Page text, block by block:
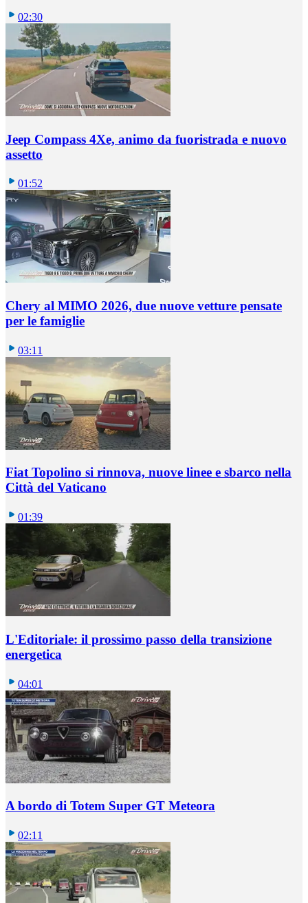
02:30
Jeep Compass 4Xe, animo da fuoristrada e nuovo
assetto
01:52
Chery al MIMO 2026, due nuove vetture pensate
per le famiglie
03:11
Fiat Topolino si rinnova, nuove linee e sbarco nella
Città del Vaticano
01:39
L'Editoriale: il prossimo passo della transizione
energetica
04:01
A bordo di Totem Super GT Meteora
02:11